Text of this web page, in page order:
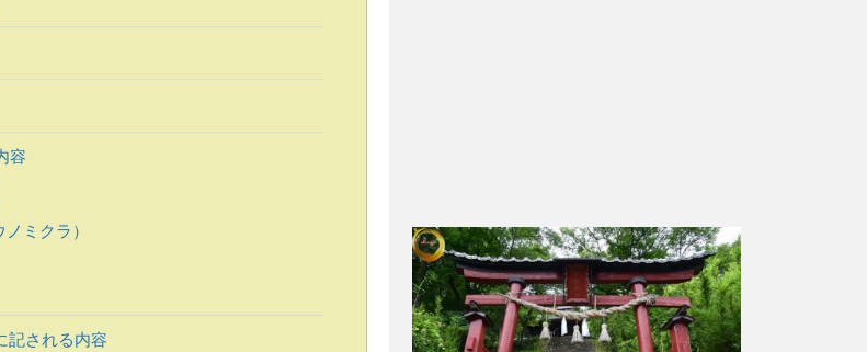
容
ミクラ）
記される内容